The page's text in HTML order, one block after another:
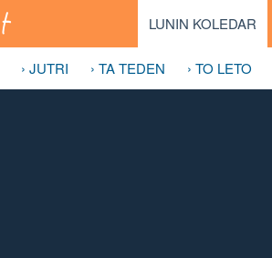
LUNIN KOLEDAR
› JUTRI › TA TEDEN › TO LETO